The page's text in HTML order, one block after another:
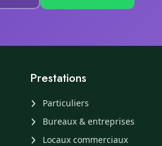
Prestations
Particuliers
Bureaux & entreprises
Locaux commerciaux